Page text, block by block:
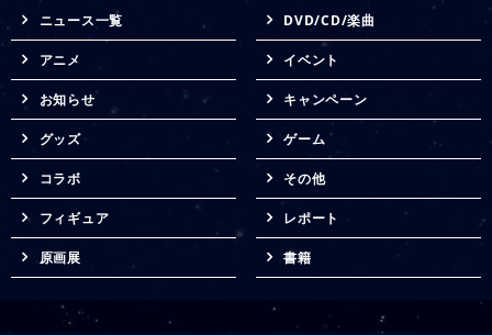
ニュース一覧 DVD/CD/楽曲
アニメ イベント
お知らせ キャンペーン
グッズ ゲーム
コラボ その他
フィギュア レポート
原画展 書籍